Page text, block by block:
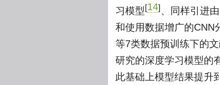
习模型 [14] 、同样引进
和使用数据增广的CNN
等7类数据预训练下的
研究的深度学习模型的
此基础上模型结果提升